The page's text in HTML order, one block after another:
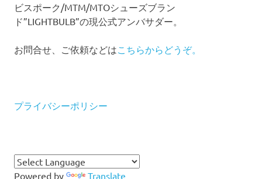
ビスポーク/MTM/MTOシューズブラン
ド”LIGHTBULB”の現公式アンバサダー。
お問合せ、ご依頼などは こちらからどうぞ。
プライバシーポリシー
Powered by Translate